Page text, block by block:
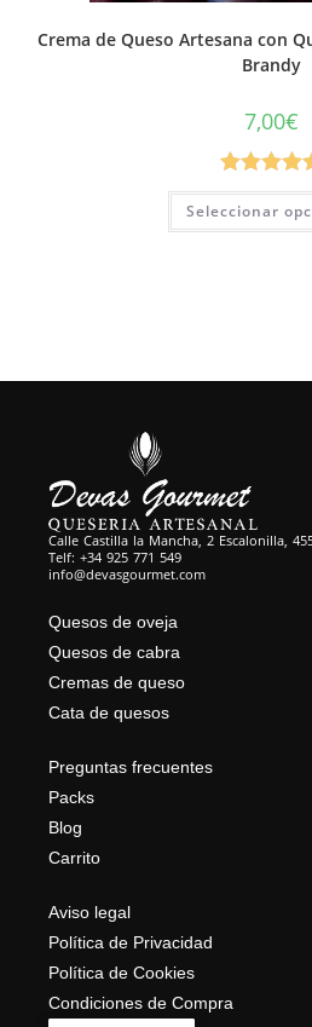
Crema de Queso Artesana con
Brandy
7,00€
Valorado
5.00de 5
Seleccionar
Calle Castilla la Mancha, 2 Escalonilla,
Telf: +34 925 771 549
info@devasgourmet.com
Quesos de oveja
Quesos de cabra
Cremas de queso
Cata de quesos
Preguntas frecuentes
Packs
Blog
Carrito
Aviso legal
Política de Privacidad
Política de Cookies
Condiciones de Compra